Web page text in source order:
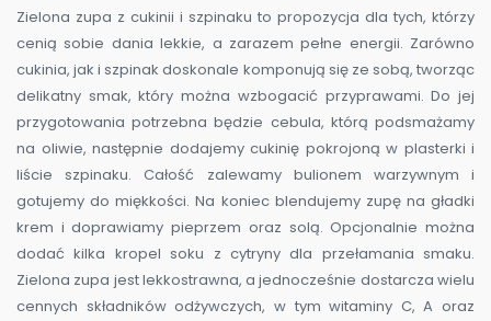
Zielona zupa z cukinii i szpinaku to propozycja dla tych, którzy
cenią sobie dania lekkie, a zarazem pełne energii. Zarówno
cukinia, jak i szpinak doskonale komponują się ze sobą, tworząc
delikatny smak, który można wzbogacić przyprawami. Do jej
przygotowania potrzebna będzie cebula, którą podsmażamy
na oliwie, następnie dodajemy cukinię pokrojoną w plasterki i
liście szpinaku. Całość zalewamy bulionem warzywnym i
gotujemy do miękkości. Na koniec blendujemy zupę na gładki
krem i doprawiamy pieprzem oraz solą. Opcjonalnie można
dodać kilka kropel soku z cytryny dla przełamania smaku.
Zielona zupa jest lekkostrawna, a jednocześnie dostarcza wielu
cennych składników odżywczych, w tym witaminy C, A oraz